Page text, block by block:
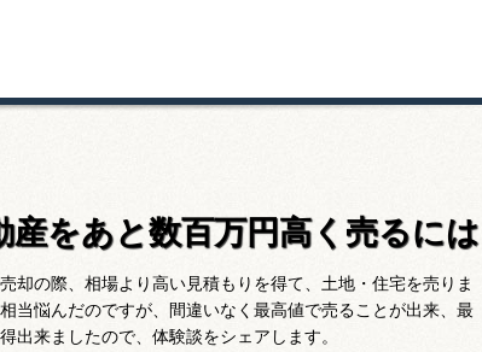
産をあと数百万円高く売るには
却の際、相場より高い見積もりを得て、土地・住宅を売りま
当悩んだのですが、間違いなく最高値で売ることが出来、最
出来ましたので、体験談をシェアします。